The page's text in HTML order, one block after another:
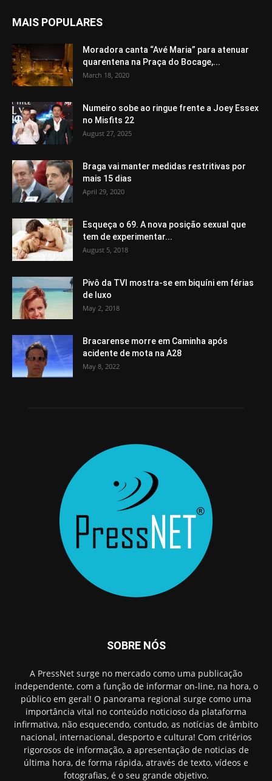
MAIS POPULARES
Moradora canta “Avé Maria” para atenuar
quarentena na Praça do Bocage,...
March 18, 2020
Numeiro sobe ao ringue frente a Joey Essex
no Misfits 22
August 27, 2025
Braga vai manter medidas restritivas por
mais 15 dias
April 29, 2020
Esqueça o 69. A nova posição sexual que
tem de experimentar...
August 5, 2018
Pivô da TVI mostra-se em biquíni em férias
de luxo
May 2, 2018
Bracarense morre em Caminha após
acidente de mota na A28
May 8, 2022
SOBRE NÓS
A PressNet surge no mercado como uma publicação
independente, com a função de informar on-line, na hora, o
público em geral! O panorama regional surge como uma
importância vital no conteúdo noticioso da plataforma
infirmativa, não esquecendo, contudo, as notícias de âmbito
nacional, internacional, desporto e cultura! Com critérios
rigorosos de informação, a apresentação de noticias de
última hora, de forma rápida, através de texto, vídeos e
fotografias, é o seu grande objetivo.